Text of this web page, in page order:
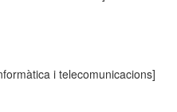
i telecomunicacions]